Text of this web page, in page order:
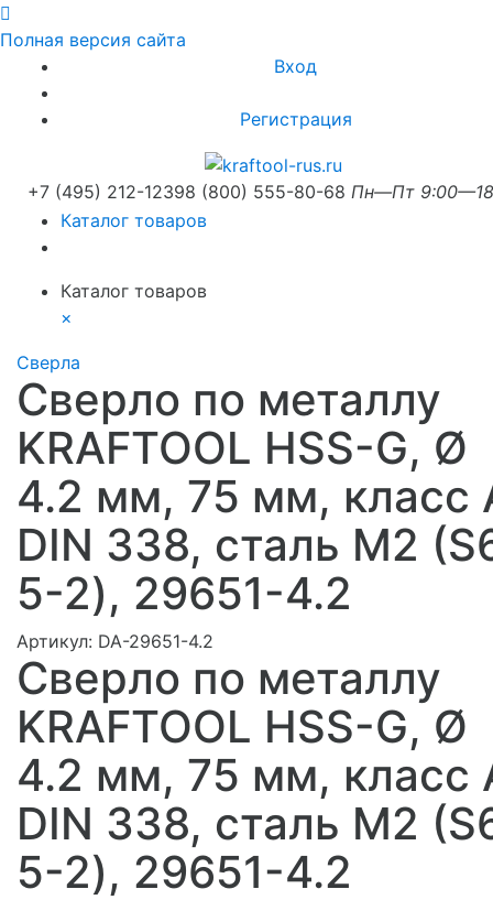
Полная версия сайта
Вход
Регистрация
+7 (495) 212-12398 (800) 555-80-68 Пн—Пт
Каталог товаров
Каталог товаров
×
Сверла
Сверло по металлу
KRAFTOOL HSS-G, Ø
4.2 мм, 75 мм, класс
DIN 338, сталь М2
5-2), 29651-4.2
Артикул: DA-29651-4.2
Сверло по металлу
KRAFTOOL HSS-G, Ø
4.2 мм, 75 мм, класс
DIN 338, сталь М2
5-2), 29651-4.2